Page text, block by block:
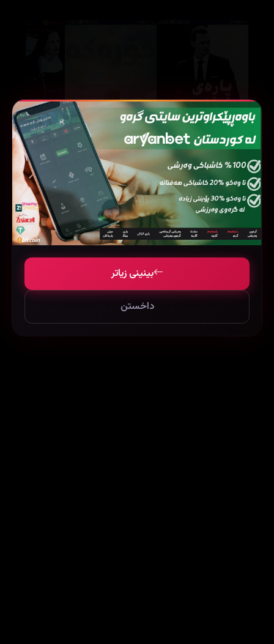
Easy Money (2010)
39719
A Sun (2019)
45933
360245
بینینی زیاتر
داخستن